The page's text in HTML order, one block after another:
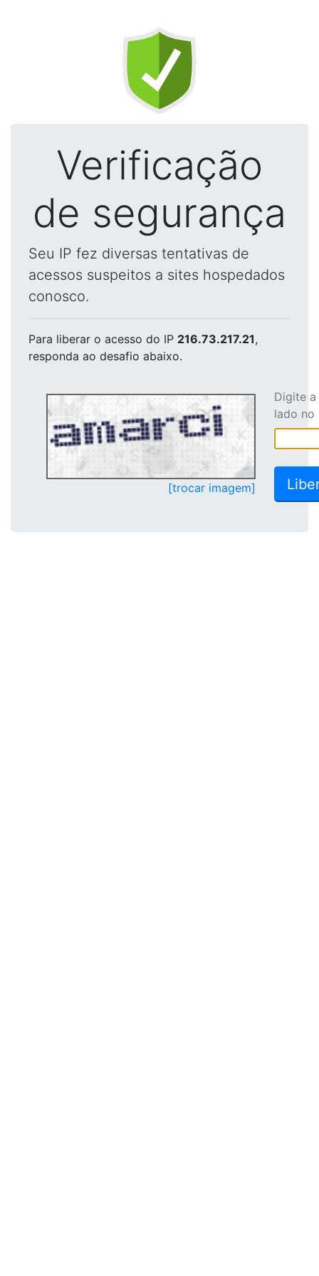
Verificação
de segurança
Seu IP fez diversas tentativas de
acessos suspeitos a sites hospedados
conosco.
Para liberar o acesso do IP 216.73.217.21,
responda ao desafio abaixo.
[trocar imagem]
Digite
lado no